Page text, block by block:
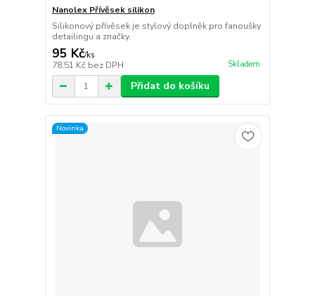
Nanolex Přívěsek silikon
Silikonový přívěsek je stylový doplněk pro fanoušky
detailingu a značky.
95 Kč/ks
78,51 Kč bez DPH Skladem
Přidat do košíku
Novinka